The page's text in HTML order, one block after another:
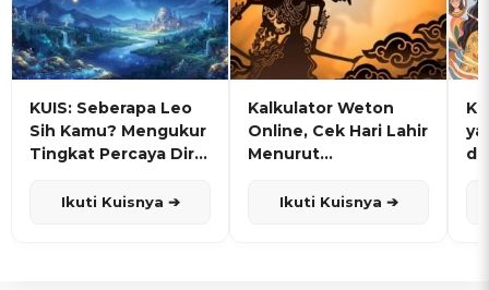
KUIS: Seberapa Leo
Sih Kamu? Mengukur
Tingkat Percaya Diri
Ikuti Kuisnya ➔
Kalkulator Weton
Online, Cek Hari Lahir
Menurut
Ikuti Kuisnya ➔